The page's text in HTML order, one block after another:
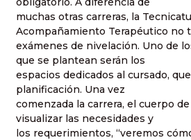
muchas otras carreras, la
Acompañamiento Terapéutico no
exámenes de nivelación. Uno de
que se plantean serán los
espacios dedicados al cursado,
planificación. Una vez
comenzada la carrera, el cuerpo
visualizar las necesidades y
los requerimientos, “veremos